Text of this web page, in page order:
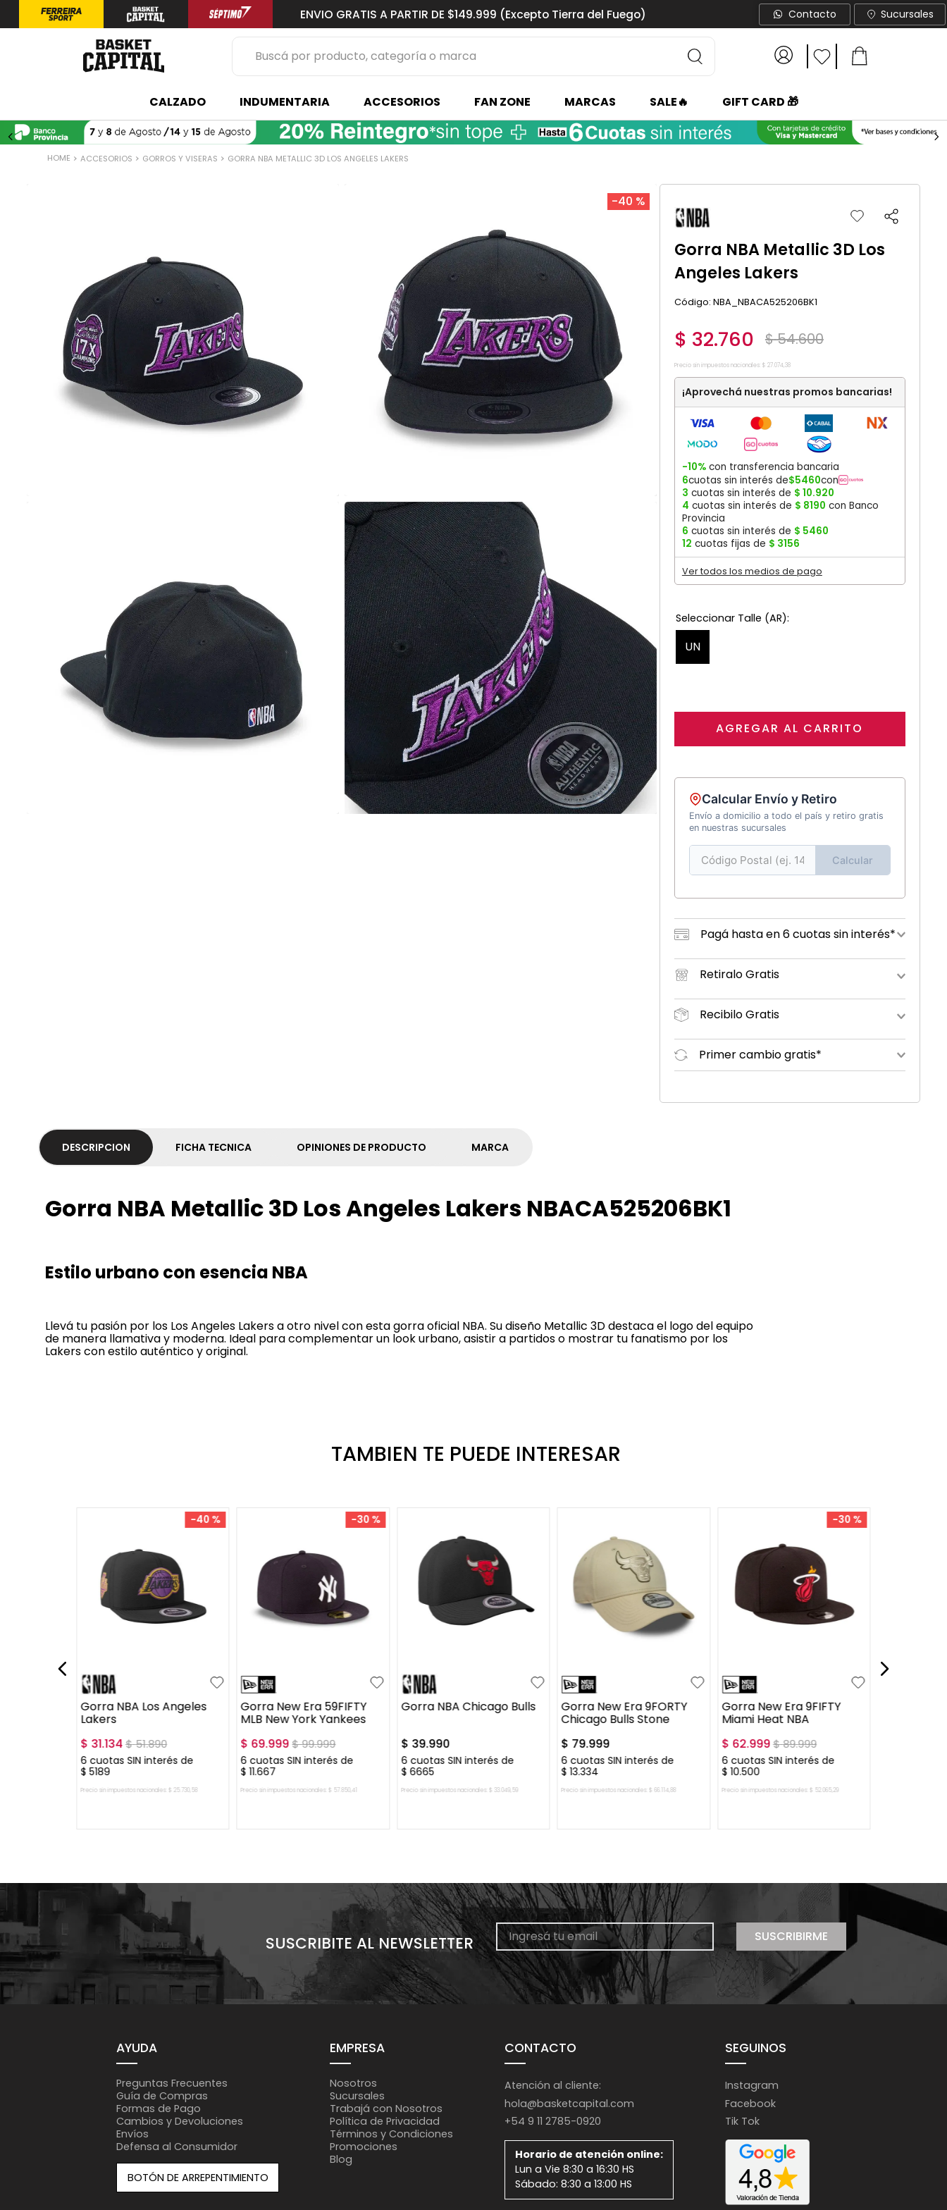
ENVIO GRATIS A PARTIR DE $149.999 (Excepto Tierra del Fuego) Contacto Sucursales
Buscá por producto, categoría o marca
2
niño
3.
zapatillas
CALZADO INDUMENTARIA ACCESORIOS FAN ZONE MARCAS SALE🔥 GIFT CARD 🎁
ACCESORIOS GORROS Y VISERAS GORRA NBA METALLIC 3D LOS ANGELES LAKERS
-40 %
Gorra NBA Metallic 3D Los
Angeles Lakers
: NBA_NBACA525206BK1
$ 32.760 $54.600
Precio sin impuestos nacionales: $ 27.074,38
¡Aprovechá nuestras promos bancarias!
-10%con transferencia bancaria
6cuotas sin interés de$5460con
3 cuotas sin interés de $ 10.920
4 cuotas sin interés de $ 8190 con Banco
Provincia
6 cuotas sin interés de $ 5460
12 cuotas fijas de $ 3156
Ver todos los medios de pago
UN
AGREGAR AL CARRITO
Calcular Envío y Retiro
Envío a domicilio a todo el país y retiro gratis
en nuestras sucursales
Calcular
Pagá hasta en 6 cuotas sin interés*
Retiralo Gratis
Recibilo Gratis
Primer cambio gratis*
DESCRIPCION FICHA TECNICA OPINIONES DE PRODUCTO MARCA
Gorra NBA Metallic 3D Los Angeles Lakers NBACA525206BK1
Estilo urbano con esencia NBA
Llevá tu pasión por los Los Angeles Lakers a otro nivel con esta gorra oficial NBA. Su diseño Metallic 3D destaca el logo del equipo
de manera llamativa y moderna. Ideal para complementar un look urbano, asistir a partidos o mostrar tu fanatismo por los
Lakers con estilo auténtico y original.
TAMBIEN TE PUEDE INTERESAR
-40 %
Gorra NBA Los Angeles
Lakers
$ 31.134$51.890
6cuotas SIN interés de
$ 5189
Precio sin impuestos nacionales: $ 25. 730, 58
-30 %
Gorra New Era 59FIFTY
MLB New York Yankees
$ 69.999 $99.999
6 cuotas SIN interés de
$ 11.667
Precio sin impuestos nacionales: $ 57 .850,41
Gorra NBA Chicago Bulls
$ 39.990
6 cuotas SIN interés de
$ 6665
Precio sin impuestos nacionales: $ 33.049 59
Gorra New Era 9FORTY
Chicago Bulls Stone
$ 79.999
6 cuotas SIN interés de
$ 13.334
Precio sin impuestos nacionales: $ 66 114,88
-30 %
Gorra New Era 9FIFTY
Miami Heat NBA
$ 62.999$89.999
6 cuotas SIN interés de
$ 10.500
Precio sin impuestos nacionales: $ 52.065,29
SUSCRIBITE AL NEWSLETTER SUSCRIBIRME
AYUDA
Preguntas Frecuentes
Guía de Compras
Formas de Pago
Cambios y Devoluciones
Envíos
Defensa al Consumidor
BOTÓN DE ARREPENTIMIENTO
EMPRESA
Nosotros
Sucursales
Trabajá con Nosotros
Política de Privacidad
Términos y Condiciones
Promociones
Blog
CONTACTO
Atención al cliente:
hola@basketcapital.com
+54 9 11 2785-0920
Horario de atención online:
Lun a Vie 8:30 a 16:30 HS
Sábado: 8:30 a 13:00 HS
SEGUINOS
Instagram
Facebook
Tik Tok